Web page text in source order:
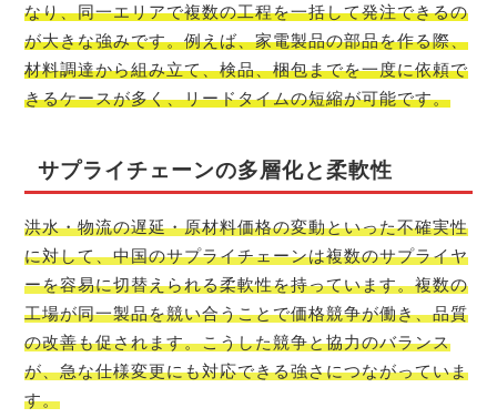
なり、同一エリアで複数の工程を一括して発注できるの
が大きな強みです。例えば、家電製品の部品を作る際、
材料調達から組み立て、検品、梱包までを一度に依頼で
きるケースが多く、リードタイムの短縮が可能です。
サプライチェーンの多層化と柔軟性
洪水・物流の遅延・原材料価格の変動といった不確実性
に対して、中国のサプライチェーンは複数のサプライヤ
ーを容易に切替えられる柔軟性を持っています。複数の
工場が同一製品を競い合うことで価格競争が働き、品質
の改善も促されます。こうした競争と協力のバランス
が、急な仕様変更にも対応できる強さにつながっていま
す。